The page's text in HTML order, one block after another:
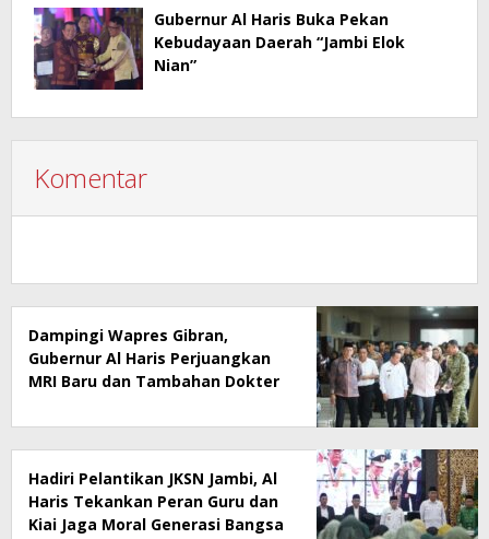
Gubernur Al Haris Buka Pekan
Kebudayaan Daerah “Jambi Elok
Nian”
Komentar
Dampingi Wapres Gibran,
Gubernur Al Haris Perjuangkan
MRI Baru dan Tambahan Dokter
Mattaher
Hadiri Pelantikan JKSN Jambi, Al
Haris Tekankan Peran Guru dan
Kiai Jaga Moral Generasi Bangsa